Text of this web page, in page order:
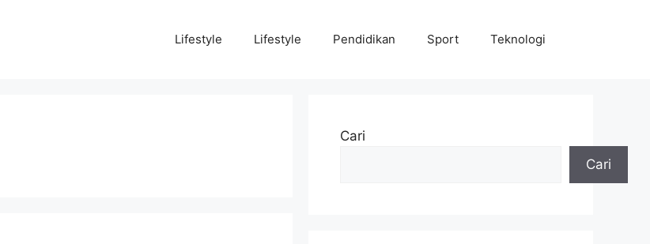
Lifestyle Lifestyle Pendidikan Sport Teknologi
Cari
Cari